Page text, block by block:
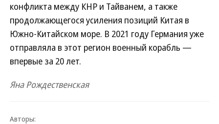
конфликта между КНР и Тайванем, а также
продолжающегося усиления позиций Китая в
Южно-Китайском море. В 2021 году Германия уже
отправляла в этот регион военный корабль —
впервые за 20 лет.
Яна Рождественская
Авторы: